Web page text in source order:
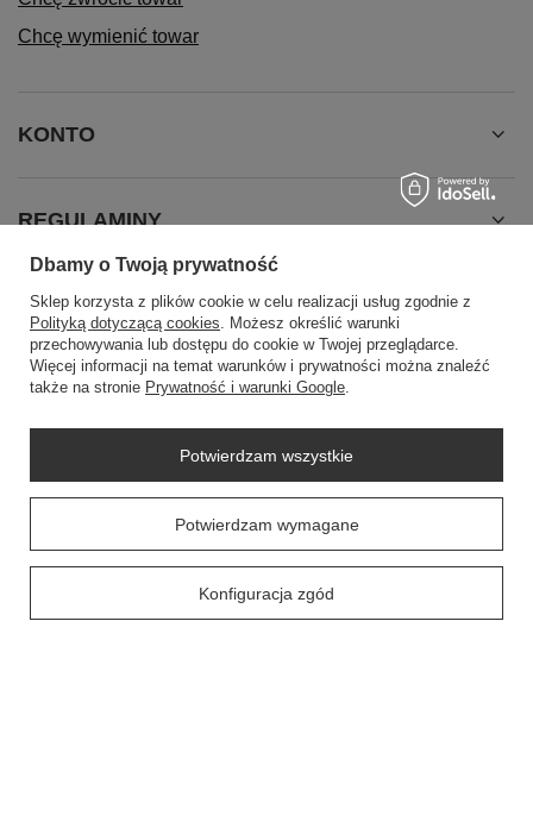
SZYBKI KONTAKT
Chcę wymienić towar
KONTO
REGULAMINY
INFORMACJE
Dbamy o Twoją prywatność
Sklep korzysta z plików cookie w celu realizacji usług zgodnie z
Polityką dotyczącą cookies. Możesz określić warunki
przechowywania lub dostępu do cookie w Twojej przeglądarce.
Więcej informacji na temat warunków i prywatności można znaleźć
także na stronie Prywatność i warunki Google.
Potwierdzam wymagane
Konfiguracja zgód
Potwierdzam wszystkie